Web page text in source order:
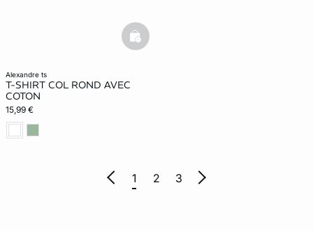
alexandre ts
T-SHIRT COL ROND AVEC
COTON
15,99 €
basketfull
1 2 3